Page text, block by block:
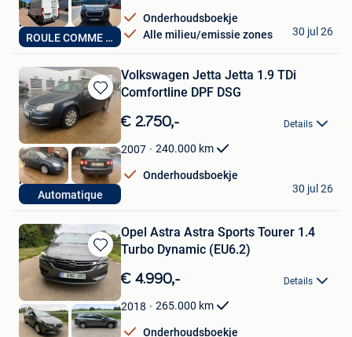
ROULE COMME NEUF
Onderhoudsboekje
Alle milieu/emissie zones
Nico
Dilbeek
30 jul 26
Bewaren
in
Mijn
Favorieten
Automatique
Volkswagen Jetta Jetta 1.9 TDi
Comfortline DPF DSG
€ 2.750,- Details
2007 240.000 km
Onderhoudsboekje
Nico
Dilbeek
30 jul 26
Bewaren
in
Mijn
Favorieten
Opel Astra Astra Sports Tourer 1.4
Turbo Dynamic (EU6.2)
€ 4.990,- Details
2018 265.000 km
Onderhoudsboekje